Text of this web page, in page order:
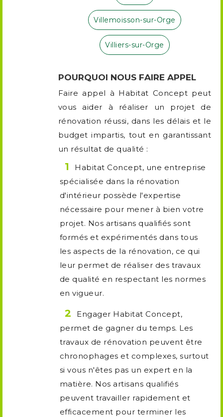
Villemoisson-sur-Orge
Villiers-sur-Orge
POURQUOI NOUS FAIRE APPEL
Faire appel à Habitat Concept peut
vous aider à réaliser un projet de
rénovation réussi, dans les délais et le
budget impartis, tout en garantissant
un résultat de qualité :
Habitat Concept, une entreprise
spécialisée dans la rénovation
d'intérieur possède l'expertise
nécessaire pour mener à bien votre
projet. Nos artisans qualifiés sont
formés et expérimentés dans tous
les aspects de la rénovation, ce qui
leur permet de réaliser des travaux
de qualité en respectant les normes
en vigueur.
Engager Habitat Concept,
permet de gagner du temps. Les
travaux de rénovation peuvent être
chronophages et complexes, surtout
si vous n'êtes pas un expert en la
matière. Nos artisans qualifiés
peuvent travailler rapidement et
efficacement pour terminer les